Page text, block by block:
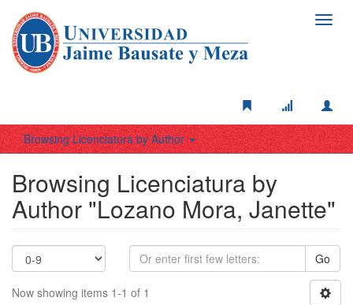
Browsing Licenciatura by Author
Browsing Licenciatura by
Author "Lozano Mora, Janette"
Go
Now showing items 1-1 of 1